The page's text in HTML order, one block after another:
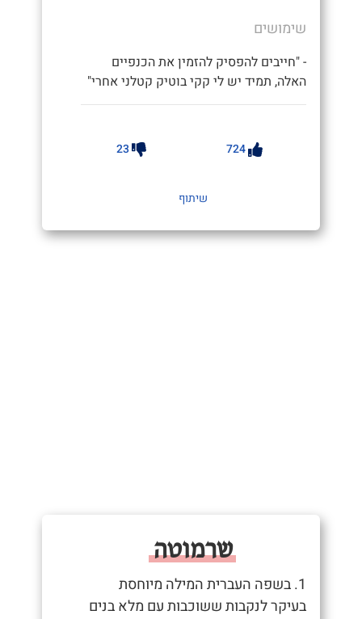
שימושים
- "חייבים להפסיק להזמין את הכנפיים
האלה, תמיד יש לי קקי בוטיק קטלני אחרי"
724
23
שיתוף
שרמוטה
1. בשפה העברית המילה מיוחסת
בעיקר לנקבות ששוכבות עם מלא בנים